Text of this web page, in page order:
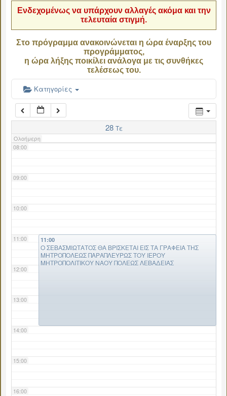
Ενδεχομένως να υπάρχουν αλλαγές ακόμα και την
τελευταία στιγμή.
Στο πρόγραμμα ανακοινώνεται η ώρα έναρξης του
προγράμματος,
η ώρα λήξης ποικίλει ανάλογα με τις συνθήκες
τελέσεως του.
Κατηγορίες
28 Τε
Ολοήμερη
06:00
07:00
08:00
09:00
10:00
11:00
12:00
13:00
14:00
15:00
16:00
11:00
Ο ΣΕΒΑΣΜΙΩΤΑΤΟΣ ΘΑ ΒΡΙΣΚΕΤΑΙ ΕΙΣ ΤΑ ΓΡΑΦΕΙΑ ΤΗΣ
ΜΗΤΡΟΠΟΛΕΩΣ ΠΑΡΑΠΛΕΥΡΩΣ ΤΟΥ ΙΕΡΟΥ
ΜΗΤΡΟΠΟΛΙΤΙΚΟΥ ΝΑΟΥ ΠΟΛΕΩΣ ΛΕΒΑΔΕΙΑΣ